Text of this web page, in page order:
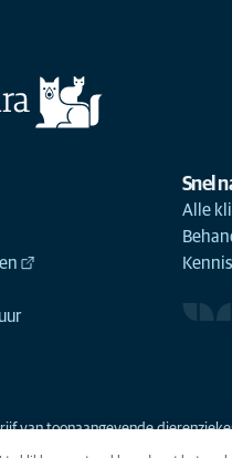
Snel
Alle
van toonaangevende